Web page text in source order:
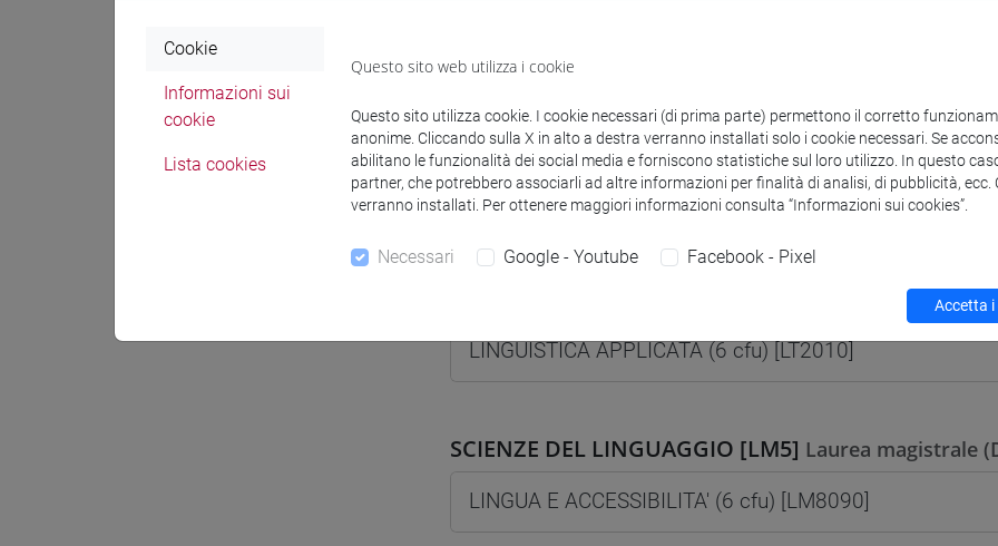
ANALISI FORMALE DEL FRANCESE (6 cfu) [LT6150]
LINGUISTICA APPLICATA (6 cfu) [LT2010]
ANALISI FORMALE DEL FRANCESE (6 cfu) [LT6150]
LINGUISTICA APPLICATA (6 cfu) [LT2010]
SCIENZE DEL LINGUAGGIO [LM5] Laurea magistrale
LINGUA E ACCESSIBILITA' (6 cfu) [LM8090]
Cookie
Informazioni sui
cookie
Lista cookies
Questo sito web utilizza i cookie
Questo sito utilizza cookie. I cookie necessari (di prima parte) permettono il corretto
anonime. Cliccando sulla X in alto a destra verranno installati solo i cookie necessari. Se
abilitano le funzionalità dei social media e forniscono statistiche sul loro utilizzo. In questo
partner, che potrebbero associarli ad altre informazioni per finalità di analisi, di pubblicità, ecc.
verranno installati. Per ottenere maggiori informazioni consulta “Informazioni sui cookies”.
Necessari Google - Youtube Facebook - Pixel
Accetta i